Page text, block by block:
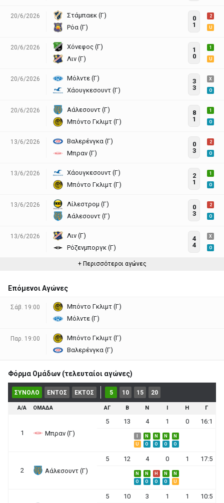
20/6/2026
Στάμπαεκ (Γ)
Ρόα (Γ)
0
1
2
U
20/6/2026
Χόνεφος (Γ)
Λιν (Γ)
1
0
1
U
20/6/2026
Μόλντε (Γ)
Χάουγκεσουντ (Γ)
3
3
X
O
20/6/2026
Αάλεσουντ (Γ)
Μπόντο Γκλιμτ (Γ)
8
1
1
O
13/6/2026
Βαλερένγκα (Γ)
Μπραν (Γ)
0
3
2
O
13/6/2026
Χάουγκεσουντ (Γ)
Μπόντο Γκλιμτ (Γ)
2
1
1
O
13/6/2026
Λίλεστρομ (Γ)
Αάλεσουντ (Γ)
0
3
2
O
13/6/2026
Λιν (Γ)
Ρόζενμποργκ (Γ)
4
4
X
O
+ Περισσότεροι αγώνες
Επόμενοι Αγώνες
Σάβ. 19:00
Μπόντο Γκλιμτ (Γ)
Μόλντε (Γ)
Παρ. 19:00
Μπόντο Γκλιμτ (Γ)
Βαλερένγκα (Γ)
Φόρμα Ομάδων (τελευταίοι αγώνες)
ΣΥΝΟΛΟ ΕΝΤΟΣ ΕΚΤΟΣ 5 10 15 20
Α/Α ΟΜΑΔΑ ΑΓ Β Ν Ι Η Γ
1 Μπραν (Γ)
5 13 4 1 0 16:1
N N N
N
U
O O O O
2 Αάλεσουντ (Γ)
5 12 4 0 1 17:5
N N H N
N
O
O O O U
5 10 3 1 1 10:5